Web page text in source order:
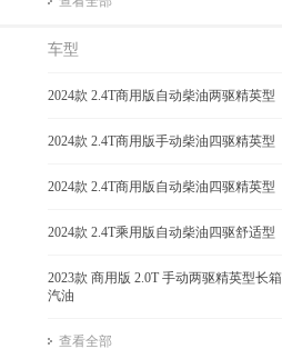
车型
2024款 2.4T商用版自动柴油两驱精英型
2024款 2.4T商用版手动柴油四驱精英型
2024款 2.4T商用版自动柴油四驱精英型
2024款 2.4T乘用版自动柴油四驱舒适型
2023款 商用版 2.0T 手动两驱精英型长箱
汽油
查看全部